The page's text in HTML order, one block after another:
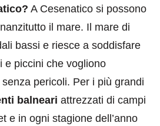
A Cesenatico si possono
il mare. Il mare di
bassi e riesce a soddisfare
e piccini che vogliono
senza pericoli. Per i più grandi
balneari attrezzati di campi
e in ogni stagione dell’anno